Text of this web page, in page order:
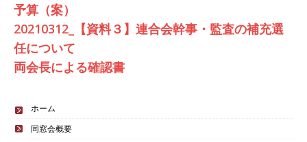
予算（案）
20210312_【資料３】連合会幹事・監査の補充選
任について
両会長による確認書
ホーム
同窓会概要